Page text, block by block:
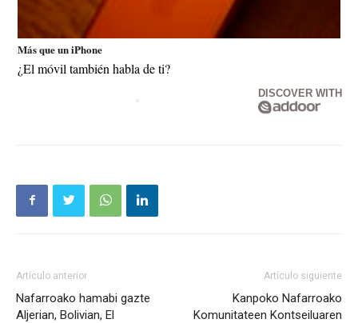
Más que un iPhone
¿El móvil también habla de ti?
DISCOVER WITH
Artículo anterior
Nafarroako hamabi gazte
Aljerian, Bolivian, El
Artículo siguiente
Kanpoko Nafarroako
Komunitateen Kontseiluaren